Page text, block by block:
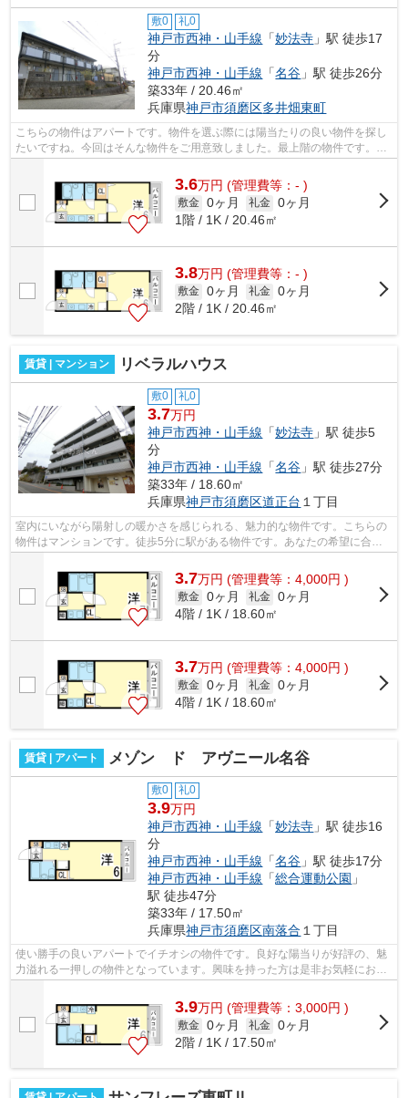
敷0 礼0
神戸市西神・山手線 「妙法寺 」駅 徒歩17
分
神戸市西神・山手線 「名谷 」駅 徒歩26分
築33年 / 20.46㎡
兵庫県神戸市須磨区多井畑東町
こちらの物件はアパートです。物件を選ぶ際には陽当たりの良い物件を探し
たいですね。今回はそんな物件をご用意致しました。最上階の物件です。小
3.6万円 (管理費等：- )
敷金 0ヶ月 礼金 0ヶ月
1階 / 1K / 20.46㎡
3.8万円 (管理費等：- )
敷金 0ヶ月 礼金 0ヶ月
2階 / 1K / 20.46㎡
賃貸 | マンション リベラルハウス
敷0 礼0
3.7万円
神戸市西神・山手線 「妙法寺 」駅 徒歩5
分
神戸市西神・山手線 「名谷 」駅 徒歩27分
築33年 / 18.60㎡
兵庫県神戸市須磨区道正台 １丁目
室内にいながら陽射しの暖かさを感じられる、魅力的な物件です。こちらの
物件はマンションです。徒歩5分に駅がある物件です。あなたの希望に合う
不動産情報を、経験と知識の豊富な小総...
3.7万円 (管理費等：4,000円 )
敷金 0ヶ月 礼金 0ヶ月
4階 / 1K / 18.60㎡
3.7万円 (管理費等：4,000円 )
敷金 0ヶ月 礼金 0ヶ月
4階 / 1K / 18.60㎡
賃貸 | アパート メゾン ド アヴニール名谷
敷0 礼0
3.9万円
神戸市西神・山手線 「妙法寺 」駅 徒歩16
分
神戸市西神・山手線 「名谷 」駅 徒歩17分
神戸市西神・山手線 「総合運動公園 」
駅 徒歩47分
築33年 / 17.50㎡
兵庫県神戸市須磨区南落合 １丁目
使い勝手の良いアパートでイチオシの物件です。良好な陽当りが好評の、魅
力溢れる一押しの物件となっています。興味を持った方は是非お気軽にお問
3.9万円 (管理費等：3,000円 )
敷金 0ヶ月 礼金 0ヶ月
2階 / 1K / 17.50㎡